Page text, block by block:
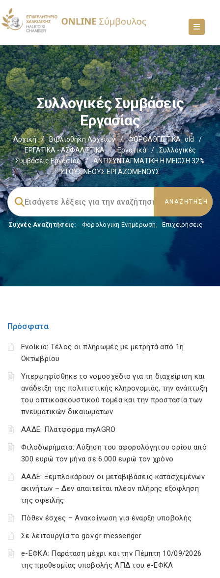
Συλλογικές Συμβάσεις
Εργασίας
Αρχική / Βιβλιοθήκη Αρχείων / ΦΟΡΟΛΟΓΙΣΤΙΚΑ_old
/
ΕΡΓΑΤΙΚΑ - ΑΣΦΑΛΙΣΤΙΚΑ
/ Εργατικά /
Συλλογικές
Συμβάσεις Εργασίας
/
ΑΝΤΙΣΥΝΤΑΓΜΑΤΙΚΗ Η ΜΕΙΩΣΗ 32%
ΣΤΟΥΣ ΝΕΟΥΣ ΕΡΓΑΖΟΜΕΝΟΥΣ
Συχνές Αναζητήσεις: Φορολογικη Ενημέρωση, Επιχειρήσεις
Πρόσφατα
Ενοίκια: Τέλος οι πληρωμές με μετρητά από 1η
Οκτωβρίου
Υπερψηφίσθηκε το νομοσχέδιο για τη διαχείριση και
ανάδειξη της πολιτιστικής κληρονομιάς, την ανάπτυξη
του οπτικοακουστικού τομέα και την προστασία των
πνευματικών δικαιωμάτων
ΑΑΔΕ: Πλατφόρμα myAGRO
Φιλοδωρήματα: Αύξηση του αφορολόγητου ορίου από
300 ευρώ τον μήνα σε 6.000 ευρώ τον χρόνο
ΑΑΔΕ: Ξεμπλοκάρουν οι μεταβιβάσεις κατασχεμένων
ακινήτων – Δεν απαιτείται πλέον πλήρης εξόφληση
της οφειλής
Πόθεν έσχες – Ανακοίνωση για έναρξη υποβολής
Σε λειτουργία το gov.gr messenger
e-ΕΦΚΑ: Παράταση μέχρι και την Πέμπτη 10/09/2026
της προθεσμίας υποβολής ΑΠΔ του e-ΕΦΚΑ